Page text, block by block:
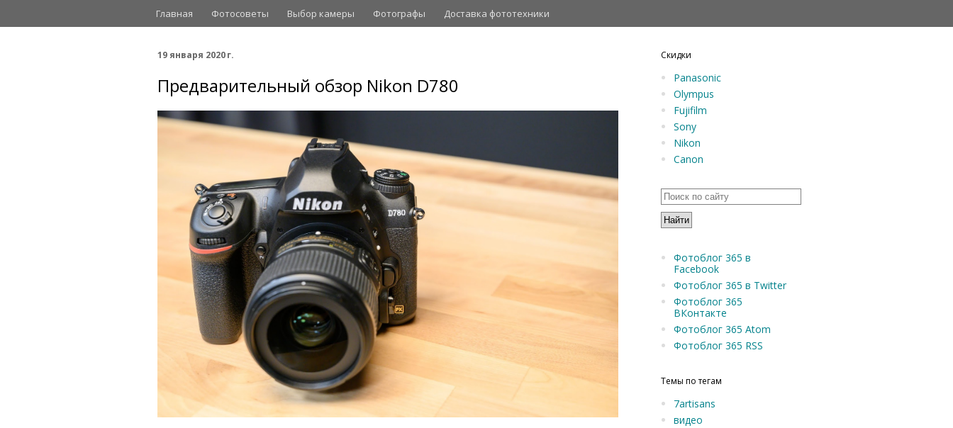
Главная Фотосоветы Выбор камеры Фотографы Доставка фототехники
19 января 2020 г.
Предварительный обзор Nikon D780
Скидки
Panasonic
Olympus
Fujifilm
Sony
Nikon
Canon
Фотоблог 365 в
Facebook
Фотоблог 365 в Twitter
Фотоблог 365
ВКонтакте
Фотоблог 365 Atom
Фотоблог 365 RSS
Темы по тегам
7artisans
видео